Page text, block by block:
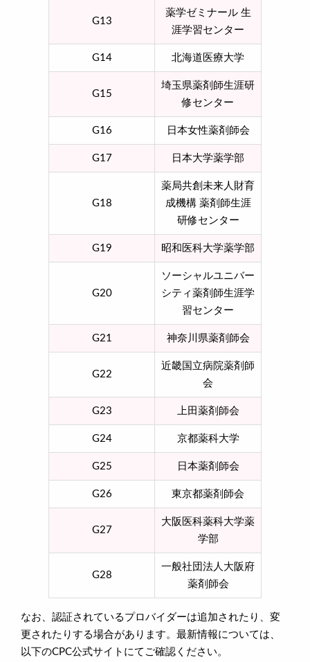
G13
薬学ゼミナール 生
涯学習センター
G14 北海道医療大学
G15
埼玉県薬剤師生涯研
修センター
G16 日本女性薬剤師会
G17 日本大学薬学部
G18
薬局共創未来人財育
成機構 薬剤師生涯
研修センター
G19 昭和医科大学薬学部
G20
ソーシャルユニバー
シティ薬剤師生涯学
習センター
G21 神奈川県薬剤師会
G22
近畿国立病院薬剤師
会
G23 上田薬剤師会
G24 京都薬科大学
G25 日本薬剤師会
G26 東京都薬剤師会
G27
大阪医科薬科大学薬
学部
G28
一般社団法人大阪府
薬剤師会
なお、認証されているプロバイダーは追加されたり、変
更されたりする場合があります。最新情報については、
以下のCPC公式サイトにてご確認ください。